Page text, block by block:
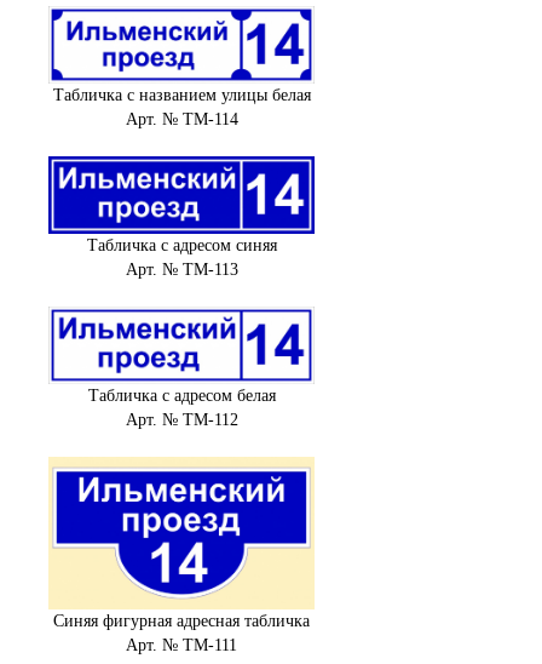
Табличка с названием улицы белая
Арт. № ТМ-114
Табличка с адресом синяя
Арт. № ТМ-113
Табличка с адресом белая
Арт. № ТМ-112
Синяя фигурная адресная табличка
Арт. № ТМ-111